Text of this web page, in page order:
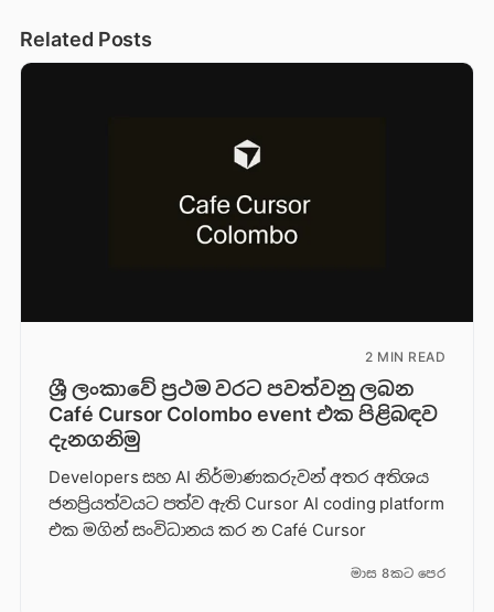
Related Posts
2 MIN READ
ශ්‍රී ලංකාවේ ප්‍රථම වරට පවත්වනු ලබන
Café Cursor Colombo event එක පිළිබඳව
දැනගනිමු
Developers සහ AI නිර්මාණකරුවන් අතර අතිශය
ජනප්‍රියත්වයට පත්ව ඇති Cursor AI coding platform
එක මගින් සංවිධානය කර න Café Cursor
මාස 8කට පෙර